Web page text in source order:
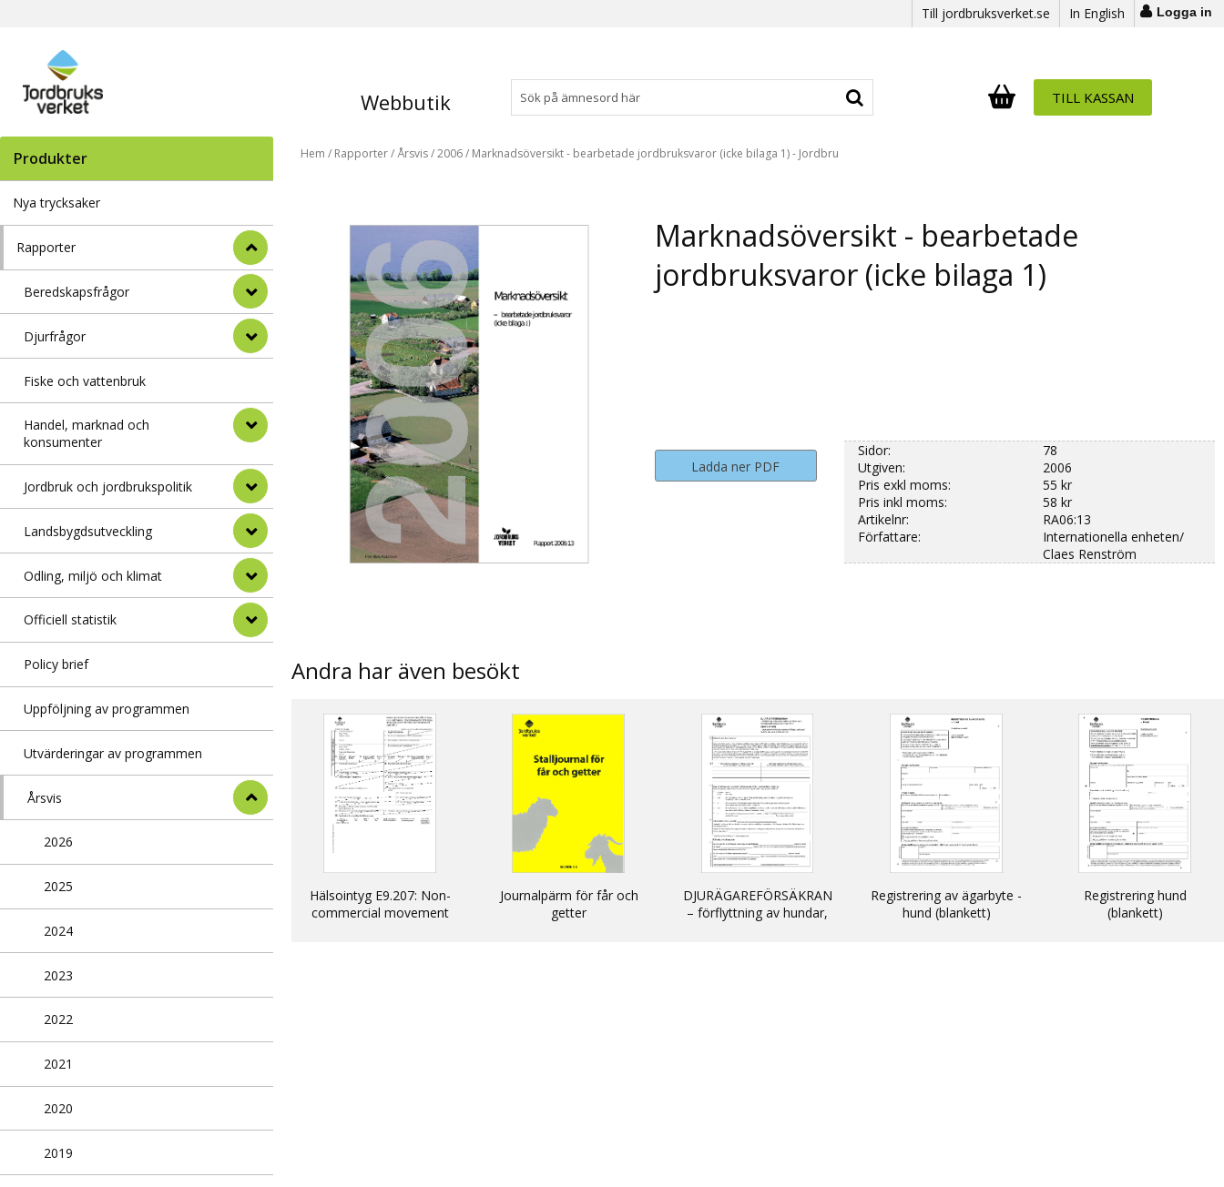
Till jordbruksverket.se In English Logga in
Webbutik Antal i varukorg:
. TILL KASSAN
Produkter
Nya trycksaker
Rapporter
Beredskapsfrågor
Djurfrågor
Fiske och vattenbruk
Handel, marknad och
konsumenter
Jordbruk och jordbrukspolitik
Landsbygdsutveckling
Odling, miljö och klimat
Officiell statistik
Policy brief
Uppföljning av programmen
Utvärderingar av programmen
Årsvis
2026
2025
2024
2023
2022
2021
2020
2019
Hem / Rapporter/Årsvis/2006/ Marknadsöversikt - bearbetade jordbruksvaror (icke bilaga 1) - Jordbru
Marknadsöversikt - bearbetade
jordbruksvaror (icke bilaga 1)
Ladda ner PDF
Sidor:
78
Utgiven:
2006
Pris exkl moms:
55 kr
Pris inkl moms:
58 kr
Artikelnr:
RA06:13
Författare:
Internationella enheten/
Claes Renström
Andra har även besökt
Hälsointyg E9.207: Non-
commercial movement
Journalpärm för får och
getter
DJURÄGAREFÖRSÄKRAN
– förflyttning av hundar,
Registrering av ägarbyte -
hund (blankett)
Registrering hund
(blankett)